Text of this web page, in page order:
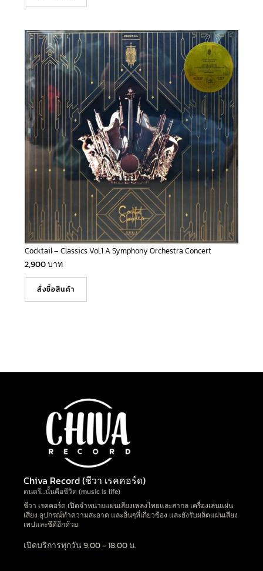
Cocktail – Classics Vol.1 A Symphony Orchestra Concert
2,900บาท
สั่งซื้อสินค้า
Chiva Record (ชีวา เรคคอร์ด)
ดนตรี…นั้นคือชีวิต (music is life)
ชีวา เรคคอร์ด เปิดจำหน่ายแผ่นเสียงเพลงไทยและสากล เครื่องเล่นแผ่น
เสียง อุปกรณ์ทำความสะอาด และอื่นๆที่เกี่ยวข้อง และยังรับผลิตแผ่นเสียง
เทปและซีดีอีกด้วย
เปิดบริการทุกวัน 9.00 - 18.00 น.